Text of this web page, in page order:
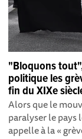
"Bloquons
politique les
fin du XIXe
Alors que le
paralyser le pays
appelle à la «